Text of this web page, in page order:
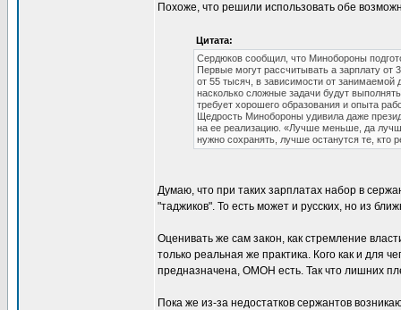
Похоже, что решили использовать обе
Цитата:
Сердюков сообщил, что Минобороны
Первые могут рассчитывать а зарплату от
от 55 тысяч, в зависимости от занимаемой
насколько сложные задачи будут
требует хорошего образования и опыта
Щедрость Минобороны удивила даже
на ее реализацию. «Лучше меньше, да
нужно сохранять, лучше останутся те, кто
Думаю, что при таких зарплатах набор в
"таджиков". То есть может и русских, но из
Оценивать же сам закон, как стремление
только реальная же практика. Кого как и для
предназначена, ОМОН есть. Так что лишних
Пока же из-за недостатков сержантов